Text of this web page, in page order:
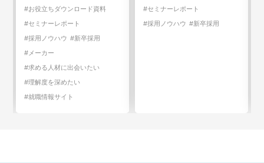
#お役立ちダウンロード資料
#セミナーレポート
#採用ノウハウ #新卒採用
#メーカー
#求める人材に出会いたい
#理解度を深めたい
#就職情報サイト
#セミナーレポート
#採用ノウハウ #新卒採用